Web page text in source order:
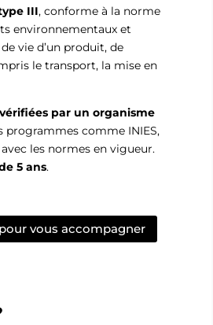
III, conforme à la norme
environnementaux et
vie d’un produit, de
le transport, la mise en
par un organisme
programmes comme INIES,
les normes en vigueur.
5 ans.
vous accompagner